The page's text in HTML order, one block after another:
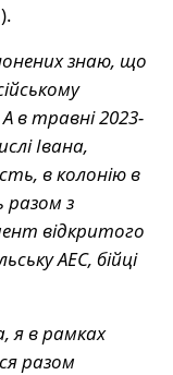
знаю, що
в травні 2023-
Івана,
в колонію в
разом з
відкритого
АЕС, бійці
я в рамках
разом